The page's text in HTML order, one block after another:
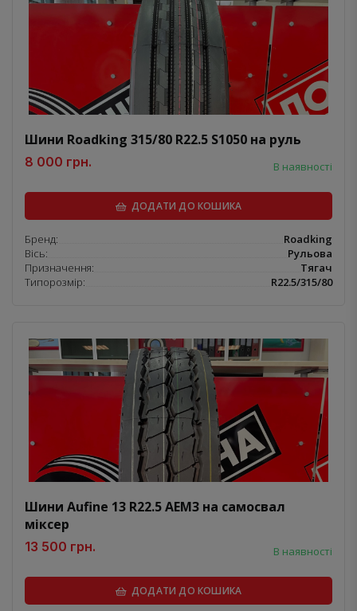
Шини Roadking 315/80 R22.5 S1050 на руль
В наявності
8 000 грн.
ДОДАТИ ДО КОШИКА
Бренд:
Roadking
Вісь:
Рульова
Призначення:
Тягач
Типорозмір:
R22.5/315/80
Шини Aufine 13 R22.5 AEM3 на самосвал
міксер
В наявності
13 500 грн.
ДОДАТИ ДО КОШИКА